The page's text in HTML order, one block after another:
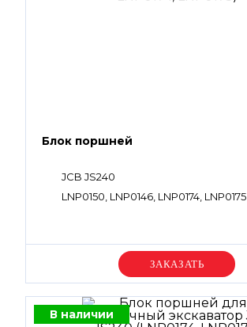
Блок поршней
JCB JS240
LNP0150, LNP0146, LNP0174, LNP0175
Уточняйте цену
В наличии